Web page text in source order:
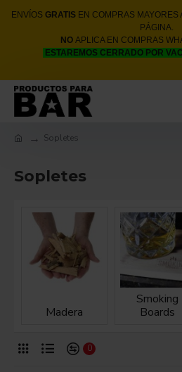
ENVÍOS GRATISEN COMPRAS MAYORES
PÁGINA.
NO APLICA EN COMPRAS
ESTAREMOS CERRADO POR
Sopletes
Sopletes
Madera
Smoking
Boards
0